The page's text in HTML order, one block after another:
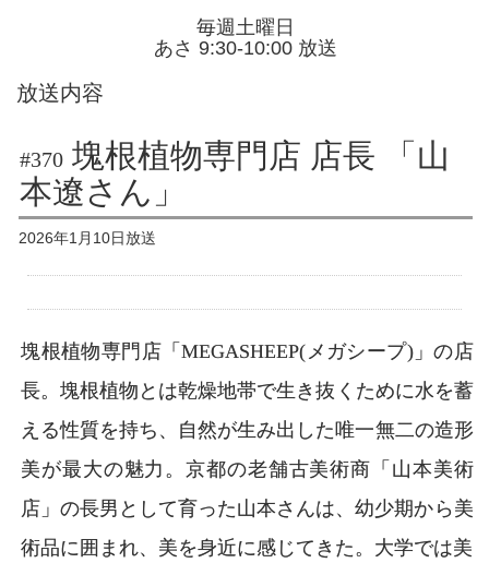
毎週土曜日
あさ 9:30-10:00 放送
放送内容
#370 塊根植物専門店 店長 「山
本遼さん」
2026年1月10日放送
塊根植物専門店「MEGASHEEP(メガシープ)」の店
長。塊根植物とは乾燥地帯で生き抜くために水を蓄
える性質を持ち、自然が生み出した唯一無二の造形
美が最大の魅力。京都の老舗古美術商「山本美術
店」の長男として育った山本さんは、幼少期から美
術品に囲まれ、美を身近に感じてきた。大学では美